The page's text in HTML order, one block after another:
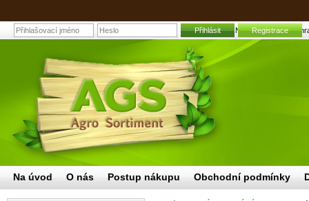
ND Vyorávače |
Přihlásit Registrace
Na úvod O nás Postup nákupu Obchodní podmínky